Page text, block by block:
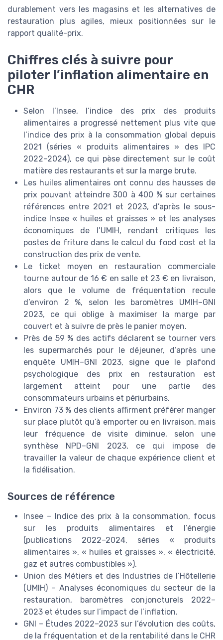
durablement vers les magasins et les alternatives de
restauration plus agiles, mieux positionnées sur le
rapport qualité-prix.
Chiffres clés à suivre pour
piloter l’inflation alimentaire en
CHR
Selon l’Insee, l’indice des prix des produits
alimentaires a progressé nettement plus vite que
l’indice des prix à la consommation global depuis
2021 (séries « produits alimentaires » des IPC
2022–2024), ce qui pèse directement sur le coût
matière des restaurants et sur la marge brute.
Les huiles alimentaires ont connu des hausses de
prix pouvant atteindre 300 à 400 % sur certaines
références entre 2021 et 2023, d’après le sous-
indice Insee « huiles et graisses » et les analyses
économiques de l’UMIH, rendant critiques les
postes de friture dans le calcul du food cost et la
construction des prix de vente.
Le ticket moyen en restauration commerciale
tourne autour de 16 € en salle et 23 € en livraison,
alors que le volume de fréquentation recule
d’environ 2 %, selon les baromètres UMIH–GNI
2023, ce qui oblige à maximiser la marge par
couvert et à suivre de près le panier moyen.
Près de 59 % des actifs déclarent se tourner vers
les supermarchés pour le déjeuner, d’après une
enquête UMIH–GNI 2023, signe que le plafond
psychologique des prix en restauration est
largement atteint pour une partie des
consommateurs urbains et périurbains.
Environ 73 % des clients affirment préférer manger
sur place plutôt qu’à emporter ou en livraison, mais
leur fréquence de visite diminue, selon une
synthèse NPD–GNI 2023, ce qui impose de
travailler la valeur de chaque expérience client et
la fidélisation.
Sources de référence
Insee – Indice des prix à la consommation, focus
sur les produits alimentaires et l’énergie
(publications 2022–2024, séries « produits
alimentaires », « huiles et graisses », « électricité,
gaz et autres combustibles »).
Union des Métiers et des Industries de l’Hôtellerie
(UMIH) – Analyses économiques du secteur de la
restauration, baromètres conjoncturels 2022–
2023 et études sur l’impact de l’inflation.
GNI – Études 2022–2023 sur l’évolution des coûts,
de la fréquentation et de la rentabilité dans le CHR